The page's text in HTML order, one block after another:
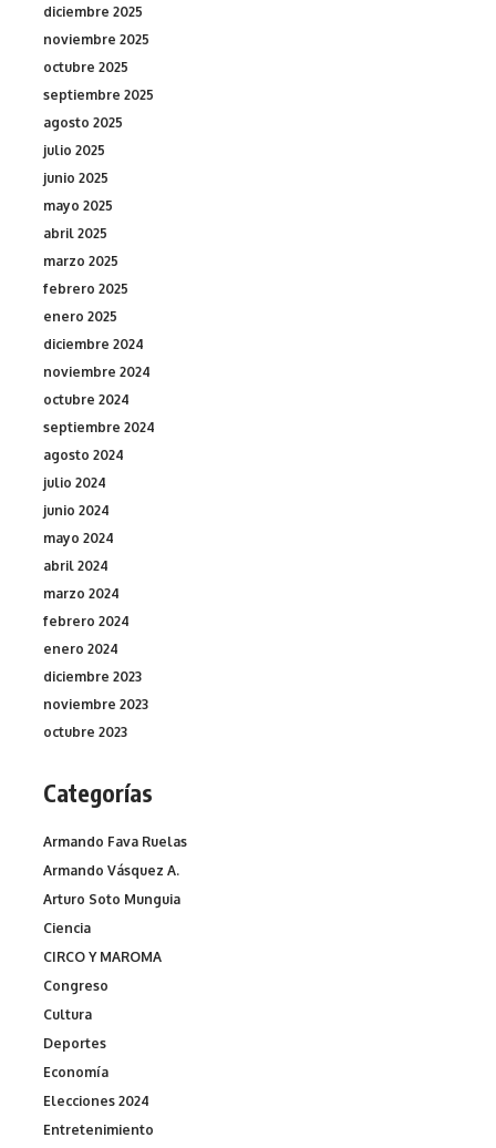
diciembre 2025
noviembre 2025
octubre 2025
septiembre 2025
agosto 2025
julio 2025
junio 2025
mayo 2025
abril 2025
marzo 2025
febrero 2025
enero 2025
diciembre 2024
noviembre 2024
octubre 2024
septiembre 2024
agosto 2024
julio 2024
junio 2024
mayo 2024
abril 2024
marzo 2024
febrero 2024
enero 2024
diciembre 2023
noviembre 2023
octubre 2023
Categorías
Armando Fava Ruelas
Armando Vásquez A.
Arturo Soto Munguia
Ciencia
CIRCO Y MAROMA
Congreso
Cultura
Deportes
Economía
Elecciones 2024
Entretenimiento